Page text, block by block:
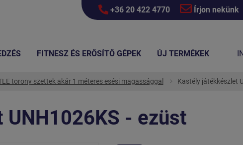
+36 20 422 4770 Írjon nekünk
torony szettek akár 1 méteres esési magassággal Kastély játékkészlet
- ezüst
FITNESZ ÉS ERŐSÍTŐ GÉPEK ÚJ TERMÉKEK